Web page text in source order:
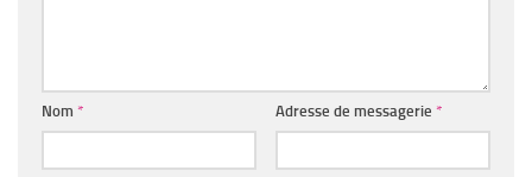
Nom * Adresse de messagerie *